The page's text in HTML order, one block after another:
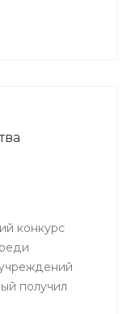
конкурс
получил